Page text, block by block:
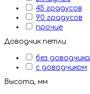
45 градусов
90 градусов
прочие
Доводчик петли
без доводчика
с доводчиком
Высота, мм